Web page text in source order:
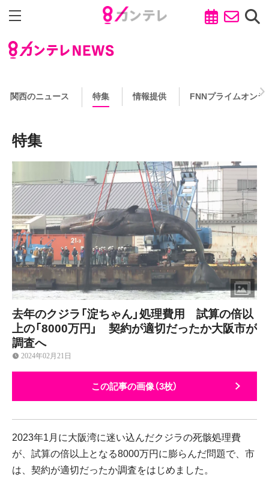
関西のニュース 特集 情報提供 FNNプライムオンラ
特集
去年のクジラ「淀ちゃん」処理費用 試算の倍以
上の「8000万円」 契約が適切だったか大阪市が
調査へ
2024年02月21日
この記事の画像（3枚）
2023年1月に大阪湾に迷い込んだクジラの死骸処理費
が、試算の倍以上となる8000万円に膨らんだ問題で、市
は、契約が適切だったか調査をはじめました。